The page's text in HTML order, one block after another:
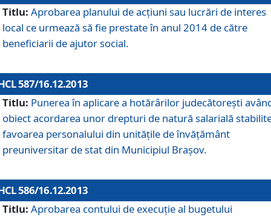
Titlu: Aprobarea planului de acţiuni sau lucrări de interes
local ce urmează să fie prestate în anul 2014 de către
beneficiarii de ajutor social.
587/16.12.2013
Titlu: Punerea în aplicare a hotărârilor judecătoreşti
obiect acordarea unor drepturi de natură salarială
favoarea personalului din unităţile de învăţământ
preuniversitar de stat din Municipiul Braşov.
586/16.12.2013
Titlu: Aprobarea contului de execuţie al bugetului